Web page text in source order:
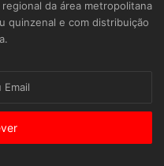
regional da área metropolitana
quinzenal e com distribuição